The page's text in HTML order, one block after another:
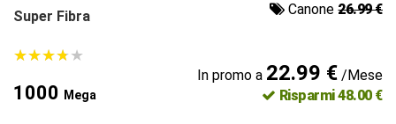
Super Fibra Canone26.99 €
★★★★★
★★★★★
1000 Mega
In promo a 22.99 €/Mese
Risparmi 48.00 €